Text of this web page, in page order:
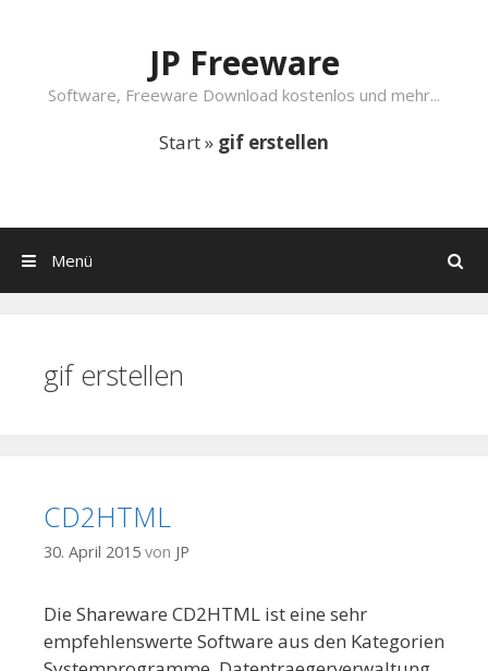
JP Freeware
Software, Freeware Download kostenlos und mehr...
Start» gif erstellen
Suchen
Menü
gif erstellen
CD2HTML
30. April 2015 von JP
Die Shareware CD2HTML ist eine sehr
empfehlenswerte Software aus den Kategorien